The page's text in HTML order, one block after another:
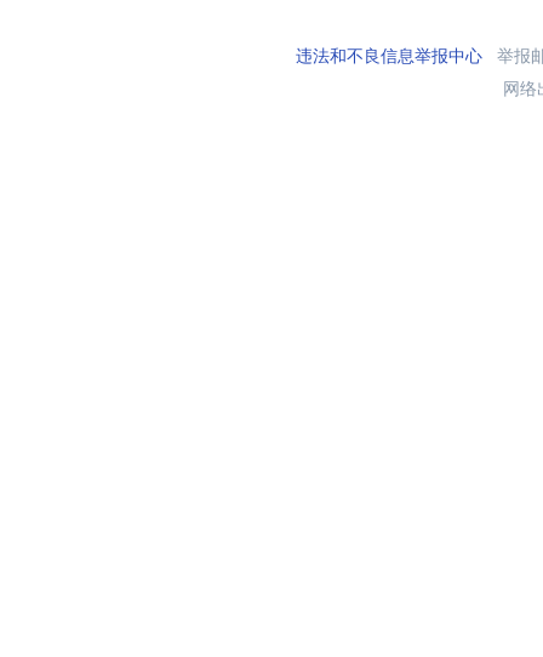
违法和不良信息举报中心举报
网